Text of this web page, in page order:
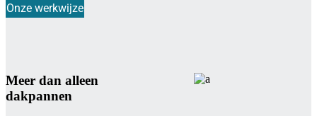
Onze werkwijze
Meer dan alleen
dakpannen